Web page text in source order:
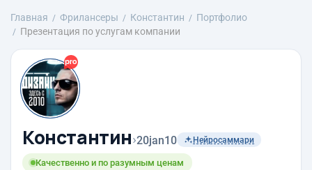
Главная Фрилансеры Константин
Портфолио
Презентация по услугам компании
Константин›20jan10 Нейросаммари
Качественно и по разумным ценам